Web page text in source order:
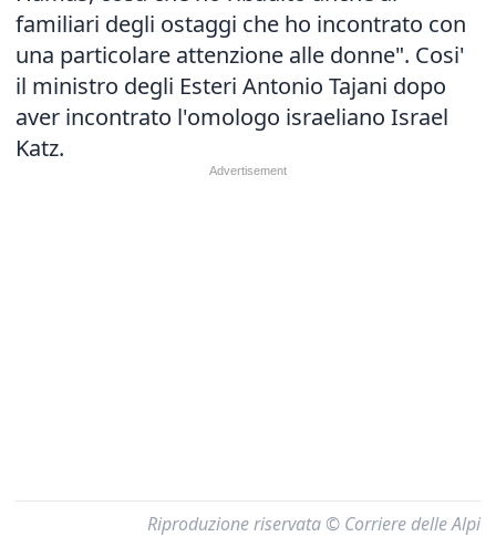
familiari degli ostaggi che ho incontrato con
una particolare attenzione alle donne". Cosi'
il ministro degli Esteri Antonio Tajani dopo
aver incontrato l'omologo israeliano Israel
Katz.
Riproduzione riservata © Corriere delle Alpi